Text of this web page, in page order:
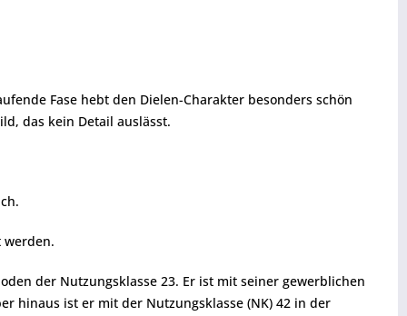
Fase hebt den Dielen-Charakter besonders schön
das kein Detail auslässt.
werden.
der Nutzungsklasse 23. Er ist mit seiner gewerblichen
hinaus ist er mit der Nutzungsklasse (NK) 42 in der